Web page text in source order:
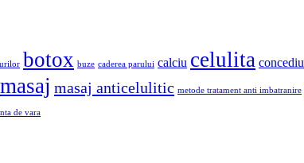
botox buze caderea parului calciu celulita concediu
masaj masaj anticelulitic metode tratament anti imbatranire
de vara